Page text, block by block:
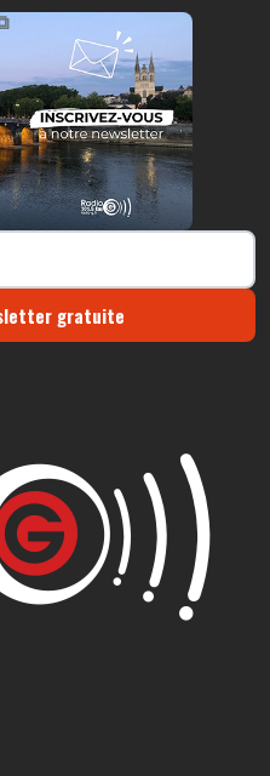
https://radio-g.fr?12945
gratuite